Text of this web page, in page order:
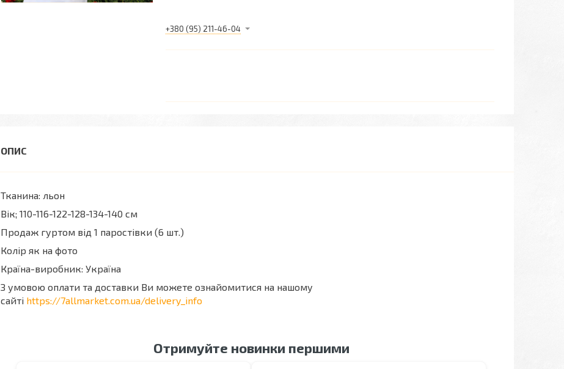
+380 (95) 211-46-04
Тканина: льон
Вік; 110-116-122-128-134-140 см
Продаж гуртом від 1 паростівки (6 шт.)
Колір як на фото
Країна-виробник: Україна
З умовою оплати та доставки Ви можете ознайомитися на нашому
сайті https://7allmarket.com.ua/delivery_info
Отримуйте новинки першими